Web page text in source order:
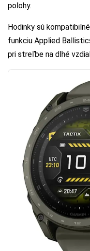
polohy.
Hodinky sú
funkciu Applied
pri streľbe na dlhé